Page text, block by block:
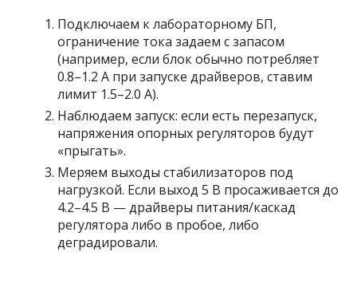
Подключаем к лабораторному БП,
ограничение тока задаем с запасом
(например, если блок обычно потребляет
0.8–1.2 А при запуске драйверов, ставим
лимит 1.5–2.0 А).
Наблюдаем запуск: если есть перезапуск,
напряжения опорных регуляторов будут
«прыгать».
Меряем выходы стабилизаторов под
нагрузкой. Если выход 5 В просаживается до
4.2–4.5 В — драйверы питания/каскад
регулятора либо в пробое, либо
деградировали.